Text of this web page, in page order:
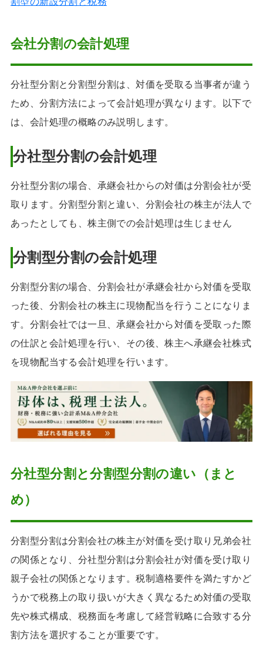
会社分割の会計処理
分社型分割と分割型分割は、対価を受取る当事者が違う
ため、分割方法によって会計処理が異なります。以下で
は、会計処理の概略のみ説明します。
分社型分割の会計処理
分社型分割の場合、承継会社からの対価は分割会社が受
取ります。分割型分割と違い、分割会社の株主が法人で
あったとしても、株主側での会計処理は生じません
分割型分割の会計処理
分割型分割の場合、分割会社が承継会社から対価を受取
った後、分割会社の株主に現物配当を行うことになりま
す。分割会社では一旦、承継会社から対価を受取った際
の仕訳と会計処理を行い、その後、株主へ承継会社株式
を現物配当する会計処理を行います。
分社型分割と分割型分割の違い（まと
め）
分割型分割は分割会社の株主が対価を受け取り兄弟会社
の関係となり、分社型分割は分割会社が対価を受け取り
親子会社の関係となります。税制適格要件を満たすかど
うかで税務上の取り扱いが大きく異なるため対価の受取
先や株式構成、税務面を考慮して経営戦略に合致する分
割方法を選択することが重要です。